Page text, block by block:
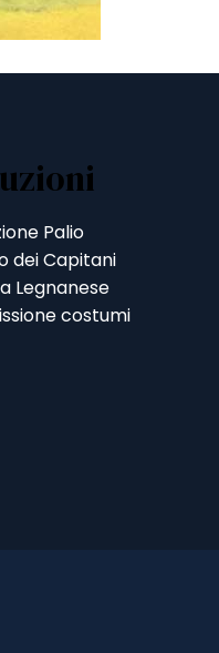
Palio
dei Capitani
Legnanese
costumi